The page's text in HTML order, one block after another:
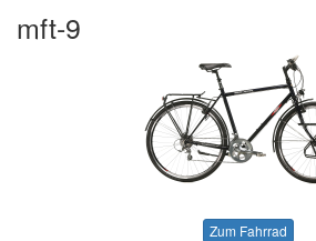
mft-9
Zum Fahrrad